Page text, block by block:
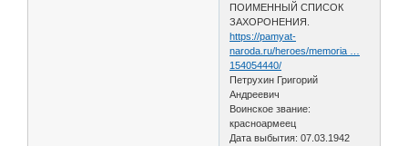
ПОИМЕННЫЙ СПИСОК
ЗАХОРОНЕНИЯ.
https://pamyat-
naroda.ru/heroes/memoria …
154054440/
Петрухин Григорий
Андреевич
Воинское звание:
красноармеец
Дата выбытия: 07.03.1942